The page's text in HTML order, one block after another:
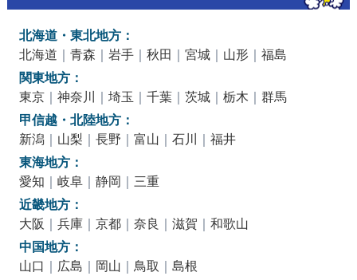
北海道・東北地方：
北海道 ｜ 青森 ｜ 岩手｜ 秋田 ｜ 宮城｜ 山形｜ 福島
関東地方：
東京｜ 神奈川 ｜ 埼玉 ｜ 千葉｜ 茨城｜ 栃木 ｜ 群馬
甲信越・北陸地方：
新潟 ｜ 山梨 ｜ 長野 ｜ 富山 ｜ 石川 ｜ 福井
東海地方：
愛知 ｜ 岐阜｜ 静岡 ｜ 三重
近畿地方：
大阪 ｜ 兵庫｜ 京都｜ 奈良 ｜ 滋賀 ｜ 和歌山
中国地方：
山口 ｜ 広島 ｜ 岡山 ｜ 鳥取 ｜ 島根